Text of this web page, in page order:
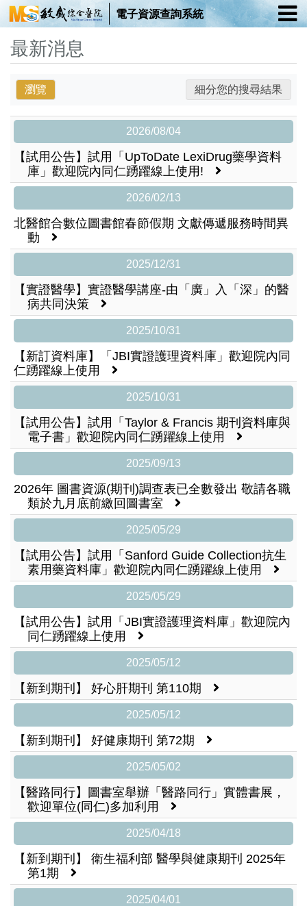
電子資源查詢系統
最新消息
瀏覽 細分您的搜尋結果
2026/08/04
【試用公告】試用「UpToDate LexiDrug藥學資料
庫」歡迎院內同仁踴躍線上使用!
2026/02/13
北醫館合數位圖書館春節假期 文獻傳遞服務時間異
動
2025/12/31
【實證醫學】實證醫學講座-由「廣」入「深」的醫
病共同決策
2025/10/31
【新訂資料庫】「JBI實證護理資料庫」歡迎院內同
仁踴躍線上使用
2025/10/31
【試用公告】試用「Taylor & Francis 期刊資料庫與
電子書」歡迎院內同仁踴躍線上使用
2025/09/13
2026年 圖書資源(期刊)調查表已全數發出 敬請各職
類於九月底前繳回圖書室
2025/05/29
【試用公告】試用「Sanford Guide Collection抗生
素用藥資料庫」歡迎院內同仁踴躍線上使用
2025/05/29
【試用公告】試用「JBI實證護理資料庫」歡迎院內
同仁踴躍線上使用
2025/05/12
【新到期刊】 好心肝期刊 第110期
2025/05/12
【新到期刊】 好健康期刊 第72期
2025/05/02
【醫路同行】圖書室舉辦「醫路同行」實體書展，
歡迎單位(同仁)多加利用
2025/04/18
【新到期刊】 衛生福利部 醫學與健康期刊 2025年
第1期
2025/04/01